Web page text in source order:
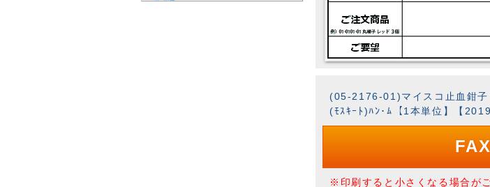
(05-2176-01)マイスコ止血鉗
(ﾓｽｷｰﾄ)ﾊﾝ･ﾑ【1本単位】【
※印刷すると小さくなる場合が